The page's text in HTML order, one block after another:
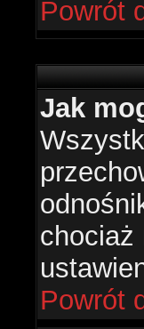
Powrót
Jak
chociaż
Powrót